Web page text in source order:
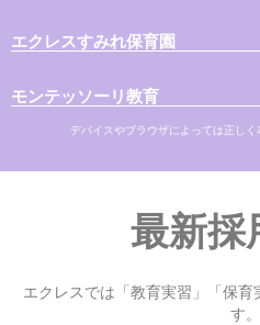
エクレスすみれ保育園
モンテッソーリ教育
デバイスやブラウザによっては正しく
最新採
エクレスでは「教育実習」「保育
す。